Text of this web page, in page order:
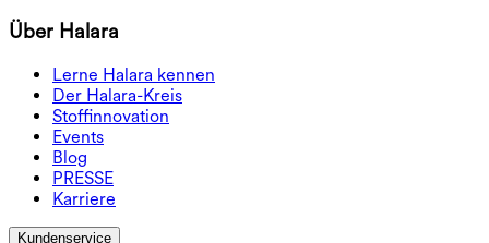
Über Halara
Lerne Halara kennen
Der Halara-Kreis
Stoffinnovation
Events
Blog
PRESSE
Karriere
Kundenservice